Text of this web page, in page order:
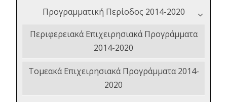
Προγραμματική Περίοδος 2014-2020
Περιφερειακά Επιχειρησιακά Προγράμματα
2014-2020
Τομεακά Επιχειρησιακά Προγράμματα 2014-
2020